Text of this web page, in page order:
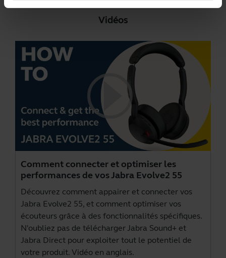
Vidéos
Comment connecter et optimiser les
performances de vos Jabra Evolve2 55
Découvrez comment appairer et connecter vos
Jabra Evolve2 55, et comment optimiser vos
écouteurs grâce à des fonctionnalités spécifiques.
N'oubliez pas de téléchargerJabra Sound+ et
Jabra Direct pour exploiter tout le potentiel de
votre produit. Vidéo en anglais.